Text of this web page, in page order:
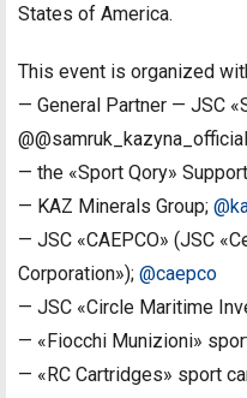
States of America.
This event is organized
— General Partner — JSC
@@samruk_kazyna_official
— the «Sport Qory»
— KAZ Minerals Group;
— JSC «CAEPCO» (JSC
Corporation»); @caepco
— JSC «Circle Maritime
— «Fiocchi Munizioni»
— «RC Cartridges» sport